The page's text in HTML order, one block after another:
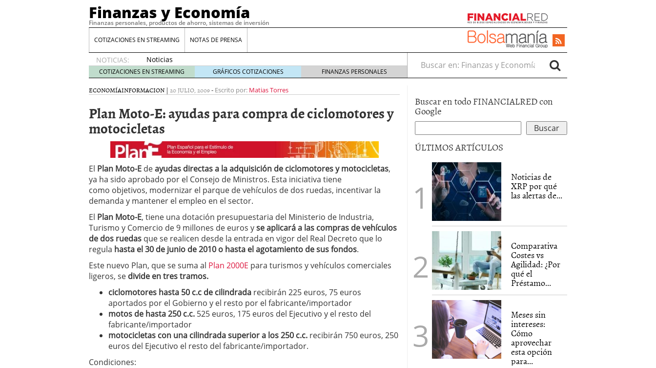
Finanzas y Economía
Finanzas personales, productos de ahorro, sistemas de inversión
COTIZACIONES EN STREAMING NOTAS DE PRENSA
NOTICIAS:
Noticias
de XRP
por qué
las
de
whales
suelen
tarde
16
de abril
de 2026
Comparativa Costes vs Agilidad: ¿Por qué el Préstamo Promotor privado
acelera la rentabilidad? 12 de diciembre de 2025
Meses sin intereses: Cómo aprovechar esta opción para gestionar tus
compras 24 de noviembre de 2025
Planificar tu herencia también es una decisión financiera: cómo anticiparte
a los costes 21 de noviembre de 2025
¿Cuánto cuesta un software punto de venta? 3 de octubre de 2025
COTIZACIONES EN STREAMING GRÁFICOS COTIZACIONES FINANZAS PERSONALES
Buscar en:
ECONOMÍAINFORMACION | 20 JULIO, 2009- Escrito por: Matias Torres
Plan Moto-E: ayudas para compra de ciclomotores y
motocicletas
El Plan Moto-E deayudas directas a la adquisición de ciclomotores y motocicletas,
ya ha sido aprobado por el Consejo de Ministros. Esta iniciativa tiene
como objetivos, modernizar el parque de vehículos de dos ruedas, incentivar la
demanda y mantener el empleo en el sector.
El Plan Moto-E, tiene una dotación presupuestaria del Ministerio de Industria,
Turismo y Comercio de 9 millones de euros yse aplicará a las compras de vehículos
de dos ruedas que se realicen desde la entrada en vigor del Real Decreto que lo
regula hasta el 30 de junio de 2010 o hasta el agotamiento de sus fondos.
Este nuevo Plan, que se suma al Plan 2000E para turismos y vehículos comerciales
ligeros, se divide en tres tramos.
ciclomotores hasta 50 c.c de cilindrada recibirán 225 euros, 75 euros
aportados por el Gobierno y el resto por el fabricante/importador
motos de hasta 250 c.c. 525 euros, 175 euros del Ejecutivo y el resto del
fabricante/importador
motocicletas con una cilindrada superior a los 250 c.c. recibirán 750 euros, 250
euros del Ejecutivo el resto del fabricante/importador.
Condiciones:
Buscar en todo FINANCIALRED con
Google
ÚLTIMOS ARTÍCULOS
Noticias de
XRP por qué
las alertas de...
Comparativa
Costes vs
Agilidad: ¿Por
qué el
Préstamo...
Meses sin
intereses:
Cómo
aprovechar
esta opción
para...